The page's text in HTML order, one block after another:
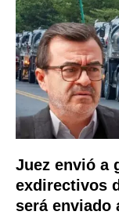
Juez envió a
exdirectivos
será enviado